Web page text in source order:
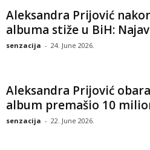
Aleksandra Prijović
albuma stiže u BiH:
senzacija - 24. June 2026.
Aleksandra Prijović
album premašio 10
senzacija - 22. June 2026.